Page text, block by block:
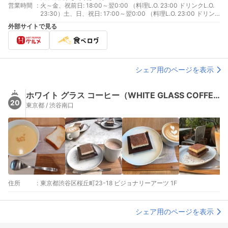
営業時間
: 火～金、祝前日: 18:00～翌0:00 （料理L.O. 23:00 ドリンクL.O.
23:30）土、日、祝日: 17:00～翌0:00 （料理L.O. 23:00 ドリン
クL.O. 23:30）
外部サイトで見る
シェア用のページを表示
20
ホワイト グラス コーヒー（WHITE GLASS COFFEE）
東京都 / 渋谷南口
住所 : 東京都渋谷区桜丘町23-18 ビジョナリーアーツ 1F
シェア用のページを表示